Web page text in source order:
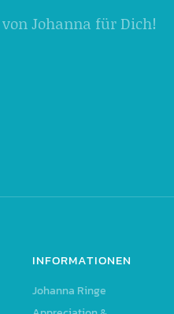
Johanna für Dich!
INFORMATIONEN
Johanna Ringe